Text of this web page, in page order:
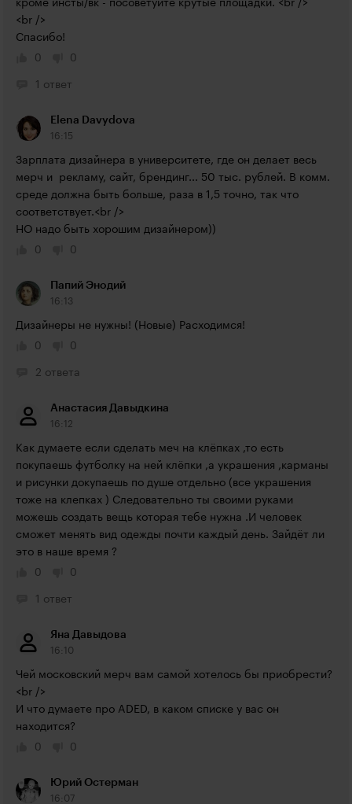
кроме инсты/вк - посоветуйте крутые площадки. <br />
<br />
Спасибо!
0
0
1 ответ
Elena Davydova
16:15
Зарплата дизайнера в университете, где он делает весь
мерч и  рекламу, сайт, брендинг... 50 тыс. рублей. В комм.
среде должна быть больше, раза в 1,5 точно, так что
соответствует.<br />
НО надо быть хорошим дизайнером))
0
0
Папий Энодий
16:13
Дизайнеры не нужны! (Новые) Расходимся!
0
0
2 ответа
Анастасия Давыдкина
16:12
Как думаете если сделать меч на клёпках ,то есть
покупаешь футболку на ней клёпки ,а украшения ,карманы
и рисунки докупаешь по душе отдельно (все украшения
тоже на клепках ) Следовательно ты своими руками
можешь создать вещь которая тебе нужна .И человек
сможет менять вид одежды почти каждый день. Зайдёт ли
это в наше время ?
0
0
1 ответ
Яна Давыдова
16:10
Чей московский мерч вам самой хотелось бы приобрести?
<br />
И что думаете про ADED, в каком списке у вас он
находится?
0
0
Юрий Остерман
16:07